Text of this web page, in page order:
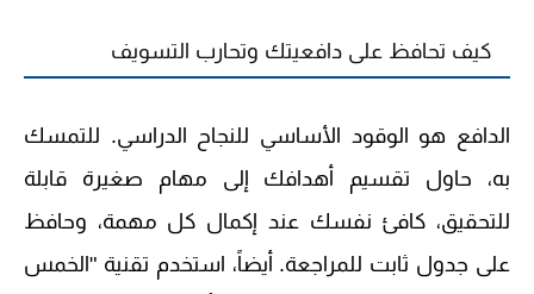
كيف تحافظ على دافعيتك وتحارب التسويف
الدافع هو الوقود الأساسي للنجاح الدراسي. للتمسك
به، حاول تقسيم أهدافك إلى مهام صغيرة قابلة
للتحقيق، كافئ نفسك عند إكمال كل مهمة، وحافظ
على جدول ثابت للمراجعة. أيضاً، استخدم تقنية "الخمس